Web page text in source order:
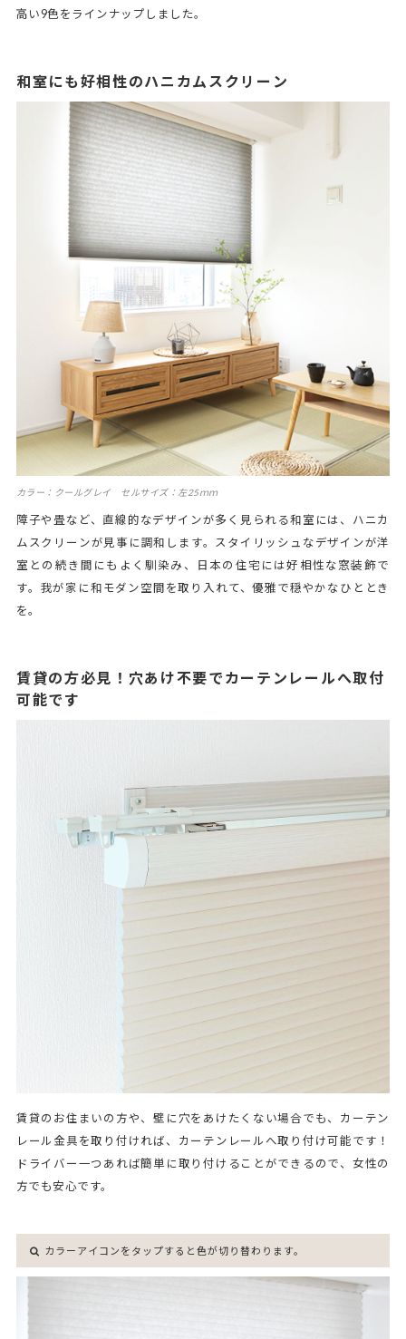
高い9色をラインナップしました。
和室にも好相性のハニカムスクリーン
カラー：クールグレイ セルサイズ：左25ｍｍ
障子や畳など、直線的なデザインが多く見られる和室には、ハニカ
ムスクリーンが見事に調和します。スタイリッシュなデザインが洋
室との続き間にもよく馴染み、日本の住宅には好相性な窓装飾で
す。我が家に和モダン空間を取り入れて、優雅で穏やかなひととき
を。
賃貸の方必見！穴あけ不要でカーテンレールへ取付
可能です
賃貸のお住まいの方や、壁に穴をあけたくない場合でも、カーテン
レール金具を取り付ければ、カーテンレールへ取り付け可能です！
ドライバー一つあれば簡単に取り付けることができるので、女性の
方でも安心です。
カラーアイコンをタップすると色が切り替わります。